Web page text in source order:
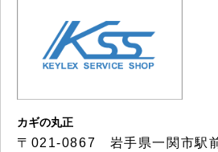
カギの丸正
〒021-0867 岩手県一関市駅